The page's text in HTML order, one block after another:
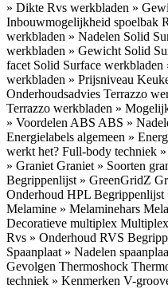
» Dikte Rvs werkbladen »
Inbouwmogelijkheid spoelbak
werkbladen » Nadelen Solid
werkbladen » Gewicht Solid
facet Solid Surface werkbladen
werkbladen » Prijsniveau
Onderhoudsadvies Terrazzo
Terrazzo werkbladen »
» Voordelen ABS ABS »
Energielabels algemeen »
werkt het? Full-body techniek »
» Graniet Graniet » Soorten
Begrippenlijst » GreenGridZ
Onderhoud HPL Begrippenlijst
Melamine » Melaminehars
Decoratieve multiplex
Rvs » Onderhoud RVS
Spaanplaat » Nadelen
Gevolgen Thermoshock
techniek » Kenmerken V-